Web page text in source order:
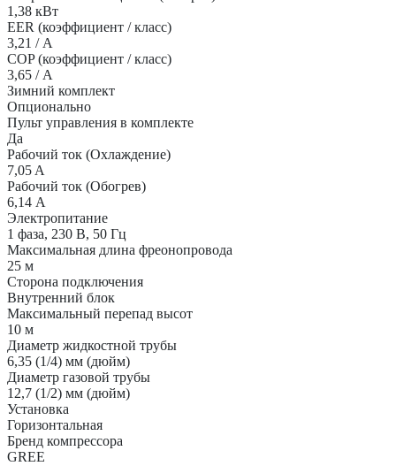
1,38 кВт
EER (коэффициент / класс)
3,21 / А
COP (коэффициент / класс)
3,65 / А
Зимний комплект
Опционально
Пульт управления в комплекте
Да
Рабочий ток (Охлаждение)
7,05 A
Рабочий ток (Обогрев)
6,14 А
Электропитание
1 фаза, 230 В, 50 Гц
Максимальная длина фреонопровода
25 м
Сторона подключения
Внутренний блок
Максимальный перепад высот
10 м
Диаметр жидкостной трубы
6,35 (1/4) мм (дюйм)
Диаметр газовой трубы
12,7 (1/2) мм (дюйм)
Установка
Горизонтальная
Бренд компрессора
GREE